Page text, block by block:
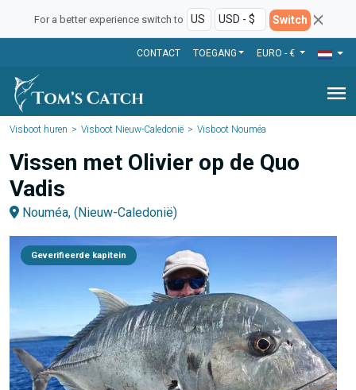
For a better experience switch to Switch
CONTACT TOEGANG EURO - €
menu
Visboot huren Visboot Nieuw-Caledonië Visboot Nouméa
Vissen met Olivier op de Quo
Vadis
Nouméa, (Nieuw-Caledonië)
Geverifieerde kapitein